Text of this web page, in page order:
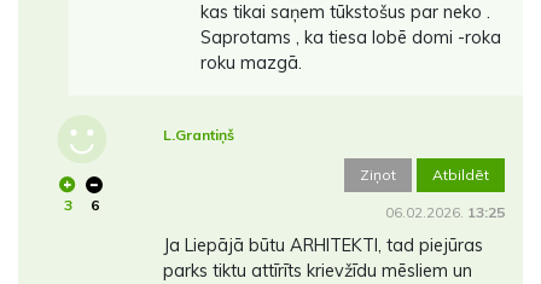
kas tikai saņem tūkstošus par neko .
Saprotams , ka tiesa lobē domi -roka
roku mazgā.
3 6
L.Grantiņš
Ziņot Atbildēt
06.02.2026. 13:25
Ja Liepājā būtu ARHITEKTI, tad piejūras
parks tiktu attīrīts krievžīdu mēsliem un